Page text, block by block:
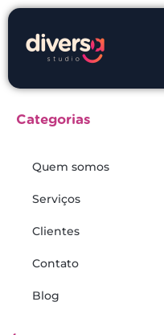
Categorias
Quem somos
Serviços
Clientes
Contato
Blog